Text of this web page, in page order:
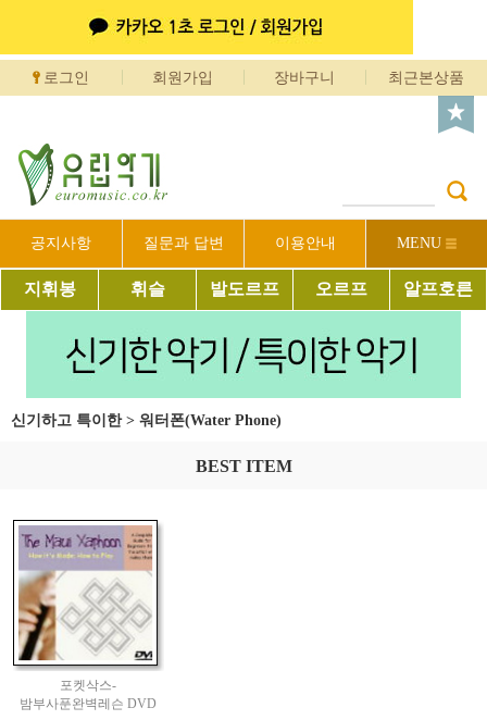
로그인 회원가입 장바구니 최근본상품
공지사항 질문과 답변 이용안내 MENU
지휘봉 휘슬 발도르프 오르프 알프호른
신기하고 특이한> 워터폰(Water Phone)
BEST ITEM
포켓삭스-
밤부사푼완벽레슨 DVD